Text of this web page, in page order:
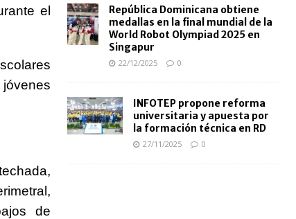
el
de
República Dominicana obtiene
medallas en la final mundial de la
World Robot Olympiad 2025 en
Singapur
22/12/2025 0
INFOTEP propone reforma
universitaria y apuesta por
la formación técnica en RD
27/11/2025 0